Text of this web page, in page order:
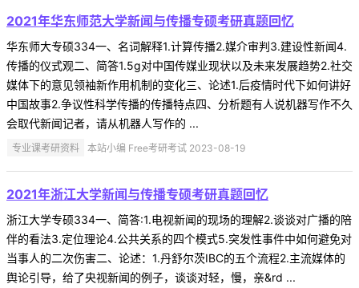
2021年华东师范大学新闻与传播专硕考研真题回忆
华东师大专硕334一、名词解释1.计算传播2.媒介审判3.建设性新闻4.
传播的仪式观二、简答1.5g对中国传媒业现状以及未来发展趋势2.社交
媒体下的意见领袖新作用机制的变化三、论述1.后疫情时代下如何讲好
中国故事2.争议性科学传播的传播特点四、分析题有人说机器写作不久
会取代新闻记者，请从机器人写作的 ...
专业课考研资料 本站小编 Free考研考试 2023-08-19
2021年浙江大学新闻与传播专硕考研真题回忆
浙江大学专硕334一、简答:1.电视新闻的现场的理解2.谈谈对广播的陪
伴的看法3.定位理论4.公共关系的四个模式5.突发性事件中如何避免对
当事人的二次伤害二、论述：1.丹舒尔茨IBC的五个流程2.主流媒体的
舆论引导，给了央视新闻的例子，谈谈对轻，慢，亲&rd ...